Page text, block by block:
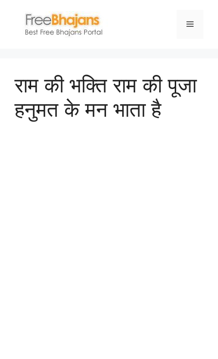
content
Menu
राम की भक्ति राम की पूजा
हनुमत के मन भाता है